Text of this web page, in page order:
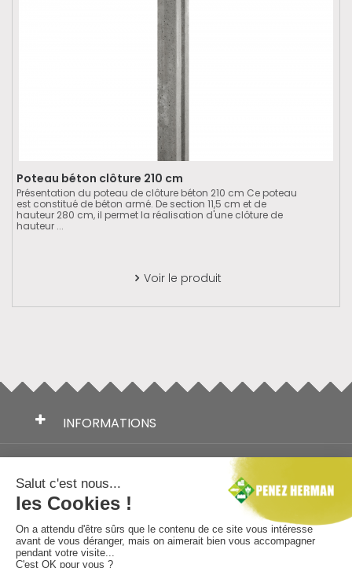
Poteau béton clôture 210 cm
Présentation du poteau de clôture béton 210 cm Ce poteau
est constitué de béton armé. De section 11,5 cm et de
hauteur 280 cm, il permet la réalisation d'une clôture de
hauteur ...
 Voir le produit
INFORMATIONS
AIDE AU CHOIX